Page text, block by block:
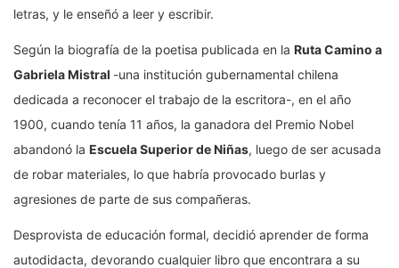
letras, y le enseñó a leer y escribir.
Según la biografía de la poetisa publicada en la Ruta Camino a
Gabriela Mistral -una institución gubernamental chilena
dedicada a reconocer el trabajo de la escritora-, en el año
1900, cuando tenía 11 años, la ganadora del Premio Nobel
abandonó la Escuela Superior de Niñas, luego de ser acusada
de robar materiales, lo que habría provocado burlas y
agresiones de parte de sus compañeras.
Desprovista de educación formal, decidió aprender de forma
autodidacta, devorando cualquier libro que encontrara a su